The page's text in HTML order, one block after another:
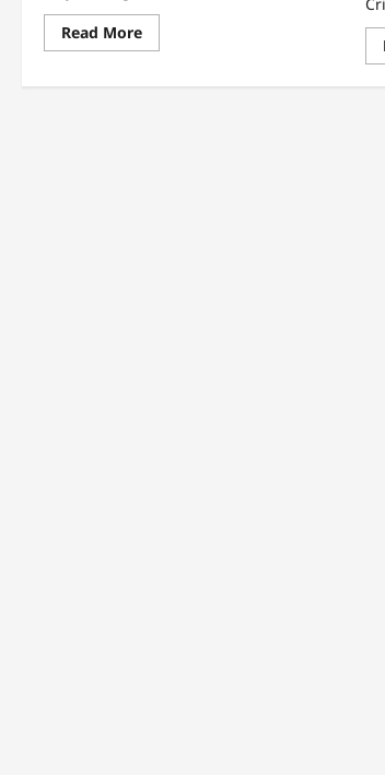
Read MoreRead
more
Penalti